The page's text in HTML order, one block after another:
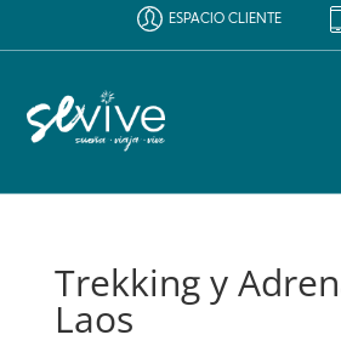
ESPACIO CLIENTE
Trekking y
Laos